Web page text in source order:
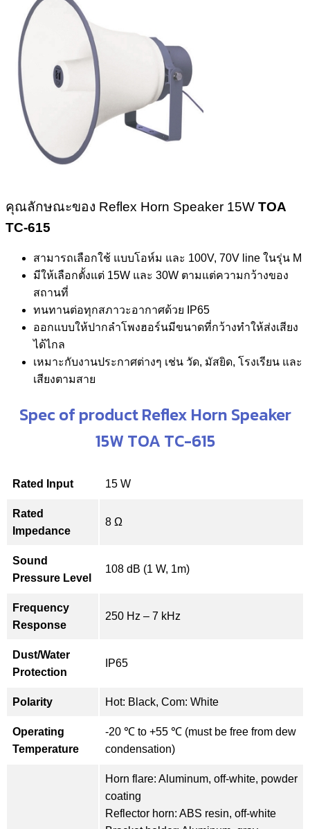
คุณลักษณะของ Reflex Horn Speaker 15W TOA
TC-615
สามารถเลือกใช้ แบบโอห์ม และ 100V, 70V line ในรุ่น M
มีให้เลือกตั้งแต่ 15W และ 30W ตามแต่ความกว้างของ
สถานที่
ทนทานต่อทุกสภาวะอากาศด้วย IP65
ออกแบบให้ปากลำโพงฮอร์นมีขนาดที่กว้างทำให้ส่งเสียง
ได้ไกล
เหมาะกับงานประกาศต่างๆ เช่น วัด, มัสยิด, โรงเรียน และ
เสียงตามสาย
Spec of product Reflex Horn Speaker
15W TOA TC-615
Rated Input 15 W
Rated
Impedance
8 Ω
Sound
Pressure Level
108 dB (1 W, 1m)
Frequency
Response
250 Hz – 7 kHz
Dust/Water
Protection
IP65
Polarity Hot: Black, Com: White
Operating
Temperature
-20 ℃ to +55 ℃ (must be free from dew
condensation)
Horn flare: Aluminum, off-white, powder
coating
Reflector horn: ABS resin, off-white